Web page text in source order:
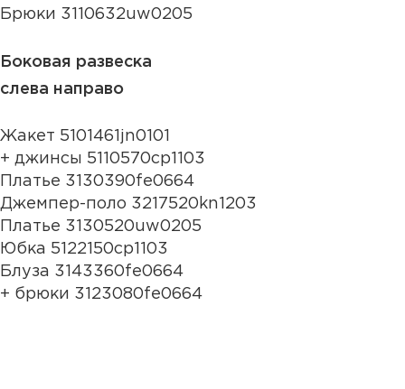
Брюки 3110632uw0205
Боковая развеска
слева направо
Жакет 5101461jn0101
+ джинсы 5110570cp1103
Платье 3130390fe0664
Джемпер-поло 3217520kn1203
Платье 3130520uw0205
Юбка 5122150cp1103
Блуза 3143360fe0664
+ брюки 3123080fe0664